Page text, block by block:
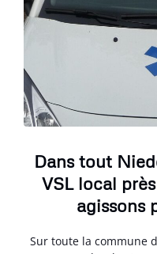
Dans tout
VSL local
agissons
Sur toute la commune